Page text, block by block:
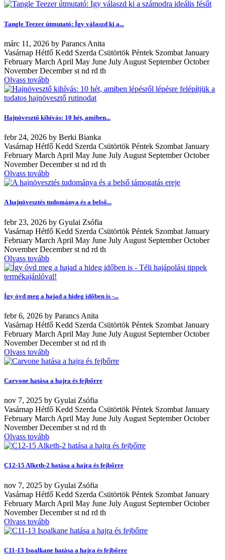
Tangle Teezer útmutató: Így válaszd ki a...
márc 11, 2026 by Parancs Anita
Vasárnap Hétfő Kedd Szerda Csütörtök Péntek Szombat January
February March April May June July August September October
November December st nd rd th
Olvass tovább
Hajnövesztő kihívás: 10 hét, amiben...
febr 24, 2026 by Berki Bianka
Vasárnap Hétfő Kedd Szerda Csütörtök Péntek Szombat January
February March April May June July August September October
November December st nd rd th
Olvass tovább
A hajnövesztés tudománya és a belső...
febr 23, 2026 by Gyulai Zsófia
Vasárnap Hétfő Kedd Szerda Csütörtök Péntek Szombat January
February March April May June July August September October
November December st nd rd th
Olvass tovább
Így óvd meg a hajad a hideg időben is -...
febr6, 2026 by Parancs Anita
Vasárnap Hétfő Kedd Szerda Csütörtök Péntek Szombat January
February March April May June July August September October
November December st nd rd th
Olvass tovább
Carvone hatása a hajra és fejbőrre
nov 7, 2025 by Gyulai Zsófia
Vasárnap Hétfő Kedd Szerda Csütörtök Péntek Szombat January
February March April May June July August September October
November December st nd rd th
Olvass tovább
C12-15 Alketh-2 hatása a hajra és fejbőrre
nov 7, 2025 by Gyulai Zsófia
Vasárnap Hétfő Kedd Szerda Csütörtök Péntek Szombat January
February March April May June July August September October
November December st nd rd th
Olvass tovább
C11-13 Isoalkane hatása a hajra és fejbőrre